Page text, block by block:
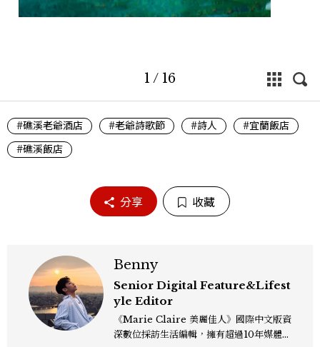
1 / 16
#礁溪老爺酒店 #老爺詩歌節 #詩人
#宜蘭飯店
#礁溪飯店
分享 收藏
Benny
Senior Digital Feature&Lifest
yle Editor
《Marie Claire 美麗佳人》國際中文版資
深數位採訪生活編輯，擁有超過10年媒體與